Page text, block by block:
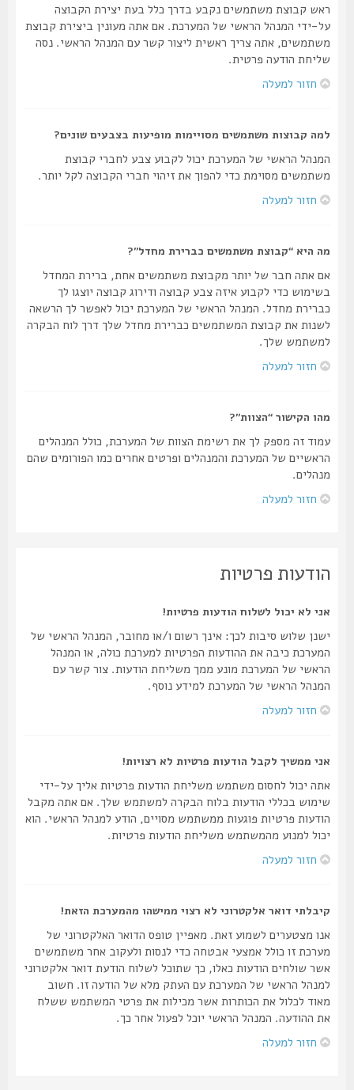
ראש קבוצת משתמשים נקבע בדרך כלל בעת יצירת הקבוצה
על-ידי המנהל הראשי של המערכת. אם אתה מעונין ביצירת קבוצת
משתמשים, אתה צריך ראשית ליצור קשר עם המנהל הראשי. נסה
שליחת הודעה פרטית.
חזור למעלה
למה קבוצות משתמשים מסויימות מופיעות בצבעים שונים?
המנהל הראשי של המערכת יכול לקבוע צבע לחברי קבוצת
משתמשים מסוימת כדי להפוך את זיהוי חברי הקבוצה לקל יותר.
חזור למעלה
מה היא “קבוצת משתמשים כברירת מחדל”?
אם אתה חבר של יותר מקבוצת משתמשים אחת, ברירת המחדל
בשימוש כדי לקבוע איזה צבע קבוצה ודירוג קבוצה יוצגו לך
כברירת מחדל. המנהל הראשי של המערכת יכול לאפשר לך הרשאה
לשנות את קבוצת המשתמשים כברירת מחדל שלך דרך לוח הבקרה
למשתמש שלך.
חזור למעלה
מהו הקישור “הצוות”?
עמוד זה מספק לך את רשימת הצוות של המערכת, כולל המנהלים
הראשיים של המערכת והמנהלים ופרטים אחרים כמו הפורומים שהם
מנהלים.
חזור למעלה
הודעות פרטיות
אני לא יכול לשלוח הודעות פרטיות!
ישנן שלוש סיבות לכך: אינך רשום ו/או מחובר, המנהל הראשי של
המערכת כיבה את ההודעות הפרטיות למערכת כולה, או המנהל
הראשי של המערכת מונע ממך משליחת הודעות. צור קשר עם
המנהל הראשי של המערכת למידע נוסף.
חזור למעלה
אני ממשיך לקבל הודעות פרטיות לא רצויות!
אתה יכול לחסום משתמש משליחת הודעות פרטיות אליך על-ידי
שימוש בכללי הודעות בלוח הבקרה למשתמש שלך. אם אתה מקבל
הודעות פרטיות פוגעות ממשתמש מסויים, הודע למנהל הראשי. הוא
יכול למנוע מהמשתמש משליחת הודעות פרטיות.
חזור למעלה
קיבלתי דואר אלקטרוני לא רצוי ממישהו מהמערכת הזאת!
אנו מצטערים לשמוע זאת. מאפיין טופס הדואר האלקטרוני של
מערכת זו כולל אמצעי אבטחה כדי לנסות ולעקוב אחר משתמשים
אשר שולחים הודעות כאלו, כך שתוכל לשלוח הודעת דואר אלקטרוני
למנהל הראשי של המערכת עם העתק מלא של הודעה זו. חשוב
מאוד לכלול את הכותרות אשר מכילות את פרטי המשתמש ששלח
את ההודעה. המנהל הראשי יוכל לפעול אחר כך.
חזור למעלה